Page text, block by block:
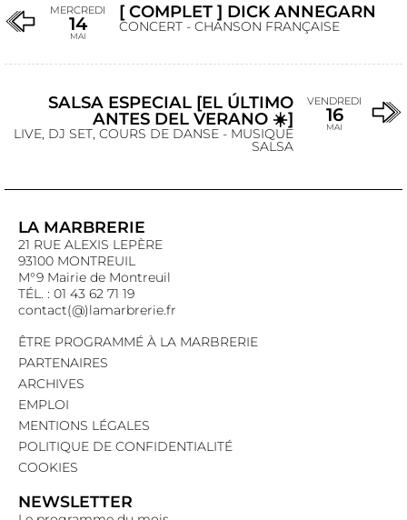
MERCREDI
14
MAI
[ COMPLET ] DICK ANNEGARN
CONCERT - CHANSON FRANÇAISE
SALSA ESPECIAL [EL ÚLTIMO
ANTES DEL VERANO ☀️]
LIVE, DJ SET, COURS DE DANSE - MUSIQUE
SALSA
VENDREDI
16
MAI
LA MARBRERIE
21 RUE ALEXIS LEPÈRE
93100 MONTREUIL
M°9 Mairie de Montreuil
TÉL. : 01 43 62 71 19
contact(@)lamarbrerie.fr
ÊTRE PROGRAMMÉ À LA MARBRERIE
PARTENAIRES
ARCHIVES
EMPLOI
MENTIONS LÉGALES
POLITIQUE DE CONFIDENTIALITÉ
COOKIES
NEWSLETTER